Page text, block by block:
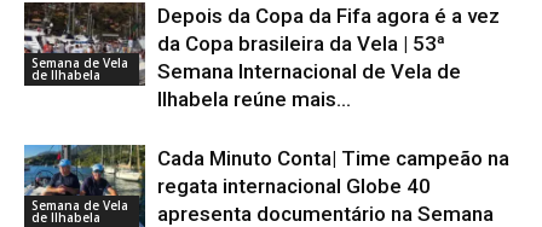
Semana de Vela
de Ilhabela
Depois da Copa da Fifa agora é a vez
da Copa brasileira da Vela | 53ª
Semana Internacional de Vela de
Ilhabela reúne mais...
Semana de Vela
de Ilhabela
Cada Minuto Conta| Time campeão na
regata internacional Globe 40
apresenta documentário na Semana